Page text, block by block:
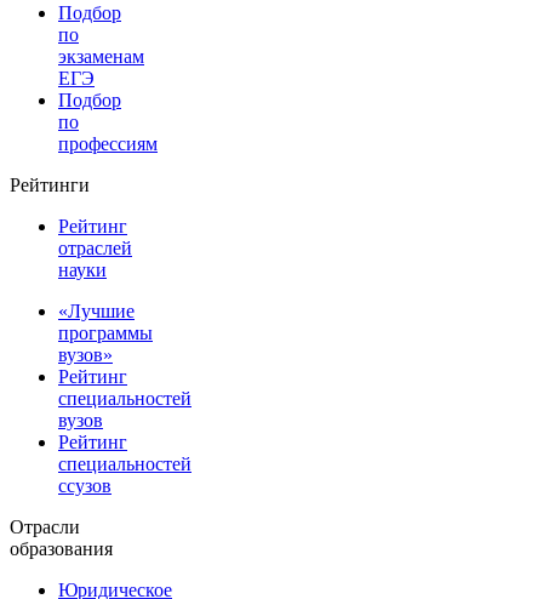
Подбор
по
экзаменам
ЕГЭ
Подбор
по
профессиям
Рейтинги
Рейтинг
отраслей
науки
«Лучшие
программы
вузов»
Рейтинг
специальностей
вузов
Рейтинг
специальностей
ссузов
Отрасли
образования
Юридическое